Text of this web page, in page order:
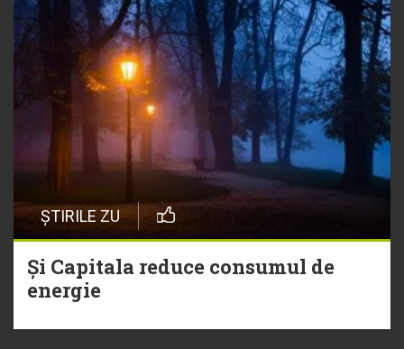
ȘTIRILE ZU
Și Capitala reduce consumul de
energie